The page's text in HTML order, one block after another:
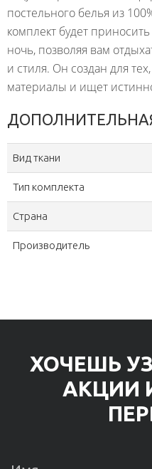
постельного белья из
комплект будет
ночь, позволяя вам
и стиля. Он создан для
материалы и ищет
Вид ткани
Тип комплекта
Страна
Производитель
ХОЧЕШЬ
АКЦИИ